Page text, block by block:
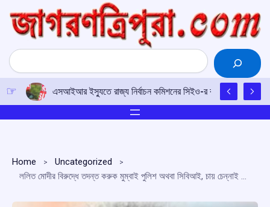
content
Search
এসআইআর ইস্যুতে রাজ্য নির্বাচন কমিশনের সিইও-র কাছে
Home
Uncategorized
ললিত মোদীর বিরুদ্ধে তদন্ত করুক মুম্বাই পুলিশ অথবা সিবিআই, চায় চেন্নাই পুলিশ